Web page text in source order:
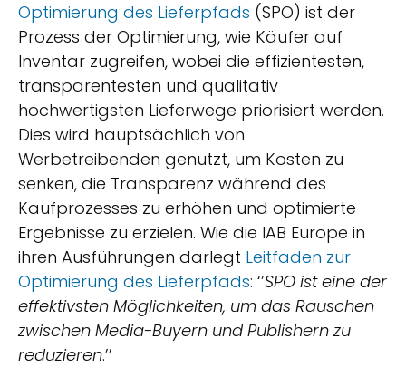
Optimierung des Lieferpfads (SPO) ist der
Prozess der Optimierung, wie Käufer auf
Inventar zugreifen, wobei die effizientesten,
transparentesten und qualitativ
hochwertigsten Lieferwege priorisiert werden.
Dies wird hauptsächlich von
Werbetreibenden genutzt, um Kosten zu
senken, die Transparenz während des
Kaufprozesses zu erhöhen und optimierte
Ergebnisse zu erzielen. Wie die IAB Europe in
ihren Ausführungen darlegt Leitfaden zur
Optimierung des Lieferpfads: ‘’SPO ist eine der
effektivsten Möglichkeiten, um das Rauschen
zwischen Media-Buyern und Publishern zu
reduzieren.’’